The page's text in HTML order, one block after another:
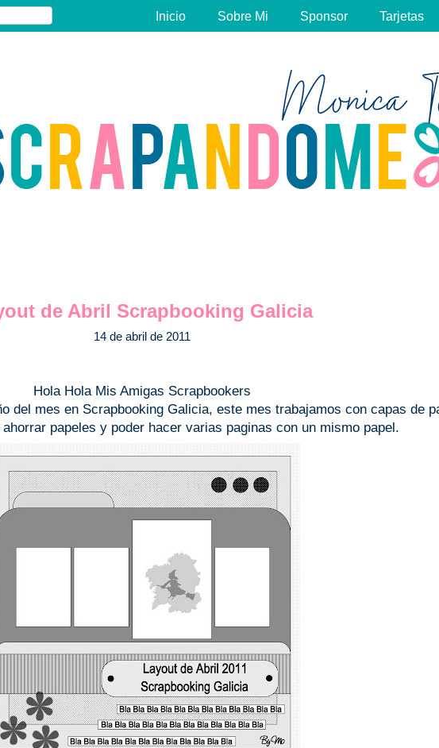
Inicio Sobre Mi Sponsor Tarjetas
de Abril Scrapbooking Galicia
14 de abril de 2011
Hola Hola Mis Amigas Scrapbookers
del mes en Scrapbooking Galicia, este mes trabajamos con capas de
papeles y poder hacer varias paginas con un mismo papel.